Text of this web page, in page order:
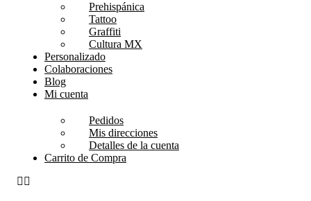
Prehispánica
Tattoo
Graffiti
Cultura MX
Personalizado
Colaboraciones
Blog
Mi cuenta
Pedidos
Mis direcciones
Detalles de la cuenta
Carrito de Compra